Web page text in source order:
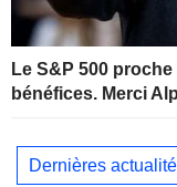
Le S&P 500
bénéfices. Merci
Dernières